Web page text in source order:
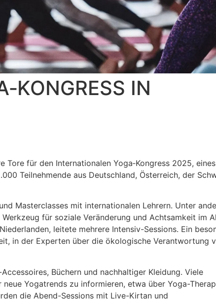
IN
Tore für den Internationalen Yoga‑Kongress 2025,
Teilnehmende aus Deutschland, Österreich, der
Masterclasses mit internationalen Lehrern. Unter
für soziale Veränderung und Achtsamkeit im
leitete mehrere Intensiv-Sessions. Ein
in der Experten über die ökologische Verantwortung
Büchern und nachhaltiger Kleidung. Viele
Yogatrends zu informieren, etwa über Yoga-
die Abend-Sessions mit Live-Kirtan und